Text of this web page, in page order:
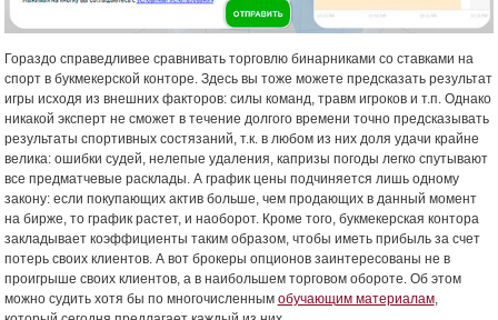
Гораздо справедливее сравнивать торговлю бинарниками со ставками на
спорт в букмекерской конторе. Здесь вы тоже можете предсказать результат
игры исходя из внешних факторов: силы команд, травм игроков и т.п. Однако
никакой эксперт не сможет в течение долгого времени точно предсказывать
результаты спортивных состязаний, т.к. в любом из них доля удачи крайне
велика: ошибки судей, нелепые удаления, капризы погоды легко спутывают
все предматчевые расклады. А график цены подчиняется лишь одному
закону: если покупающих актив больше, чем продающих в данный момент
на бирже, то график растет, и наоборот. Кроме того, букмекерская контора
закладывает коэффициенты таким образом, чтобы иметь прибыль за счет
потерь своих клиентов. А вот брокеры опционов заинтересованы не в
проигрыше своих клиентов, а в наибольшем торговом обороте. Об этом
можно судить хотя бы по многочисленным обучающим материалам,